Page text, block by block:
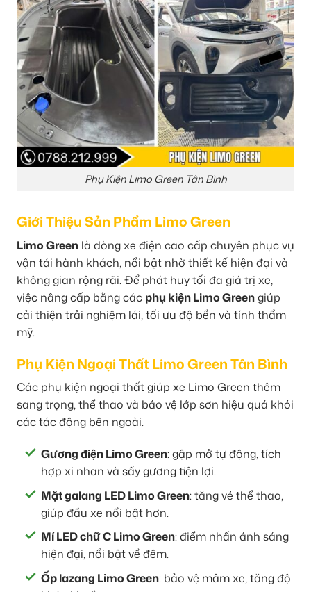
Phụ Kiện Limo Green Tân Bình
Giới Thiệu Sản Phẩm Limo Green
Limo Green là dòng xe điện cao cấp chuyên phục vụ
vận tải hành khách, nổi bật nhờ thiết kế hiện đại và
không gian rộng rãi. Để phát huy tối đa giá trị xe,
việc nâng cấp bằng các phụ kiện Limo Greengiúp
cải thiện trải nghiệm lái, tối ưu độ bền và tính thẩm
mỹ.
Phụ Kiện Ngoại Thất Limo Green Tân Bình
Các phụ kiện ngoại thất giúp xe Limo Green thêm
sang trọng, thể thao và bảo vệ lớp sơn hiệu quả khỏi
các tác động bên ngoài.
Gương điện Limo Green: gập mở tự động, tích
hợp xi nhan và sấy gương tiện lợi.
Mặt galang LED Limo Green: tăng vẻ thể thao,
giúp đầu xe nổi bật hơn.
Mí LED chữ C Limo Green: điểm nhấn ánh sáng
hiện đại, nổi bật về đêm.
Ốp lazang Limo Green: bảo vệ mâm xe, tăng độ